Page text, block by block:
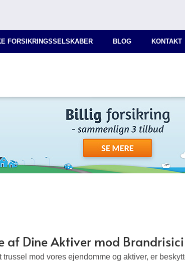
FORSIKRINGSSELSKABER BLOG KONTAKT
af Dine Aktiver mod Brandrisici
trussel mod vores ejendomme og aktiver, er